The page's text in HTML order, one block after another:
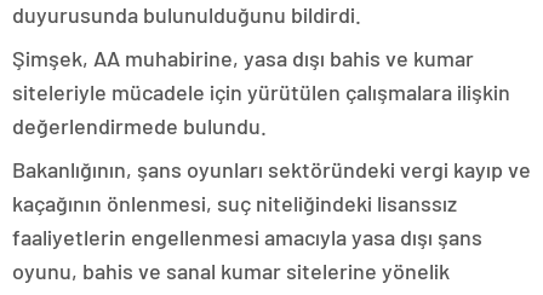
duyurusunda bulunulduğunu bildirdi.
Şimşek, AA muhabirine, yasa dışı bahis ve kumar
siteleriyle mücadele için yürütülen çalışmalara ilişkin
değerlendirmede bulundu.
Bakanlığının, şans oyunları sektöründeki vergi kayıp ve
kaçağının önlenmesi, suç niteliğindeki lisanssız
faaliyetlerin engellenmesi amacıyla yasa dışı şans
oyunu, bahis ve sanal kumar sitelerine yönelik